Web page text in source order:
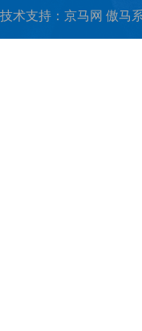
技术支持： 京马网 傲马